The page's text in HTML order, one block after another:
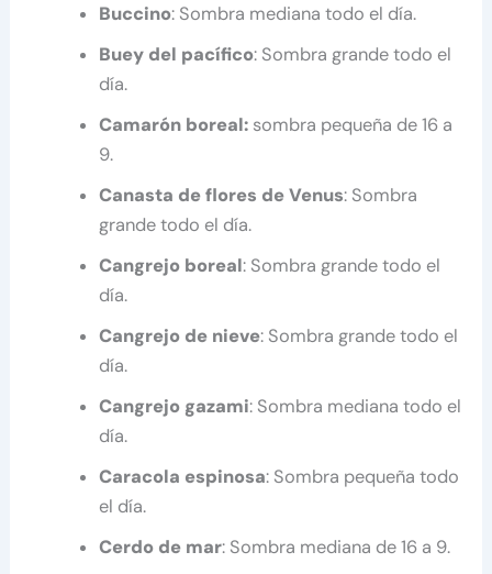
Buccino: Sombra mediana todo el día.
Buey del pacífico: Sombra grande todo el
día.
Camarón boreal:sombra pequeña de 16 a
9.
Canasta de flores de Venus: Sombra
grande todo el día.
Cangrejo boreal: Sombra grande todo el
día.
Cangrejo de nieve: Sombra grande todo el
día.
Cangrejo gazami: Sombra mediana todo el
día.
Caracola espinosa: Sombra pequeña todo
el día.
Cerdo de mar: Sombra mediana de 16 a 9.